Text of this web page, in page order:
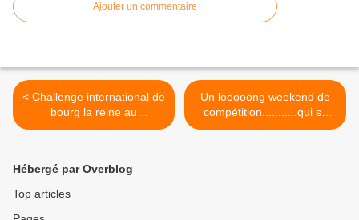
Ajouter un commentaire
< Challenge international de
bourg la reine au
fleuret.........nos jeunes
Un looooong weekend de
compétition...........qui se
termine très très bien. >
Hébergé par Overblog
Top articles